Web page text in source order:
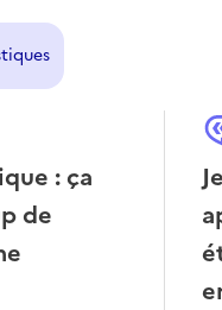
: ça
de